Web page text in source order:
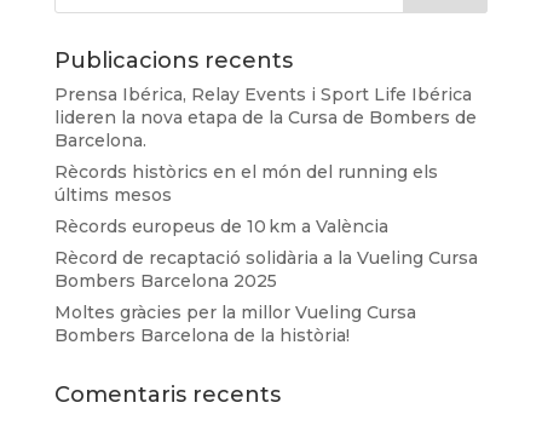
Publicacions recents
Prensa Ibérica, Relay Events i Sport Life Ibérica
lideren la nova etapa de la Cursa de Bombers de
Barcelona.
Rècords històrics en el món del running els
últims mesos
Rècords europeus de 10 km a València
Rècord de recaptació solidària a la Vueling Cursa
Bombers Barcelona 2025
Moltes gràcies per la millor Vueling Cursa
Bombers Barcelona de la història!
Comentaris recents